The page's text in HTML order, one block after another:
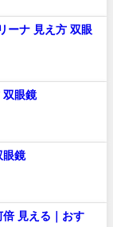
ーナ 見え方 双眼
双眼鏡
眼鏡
見える｜おす